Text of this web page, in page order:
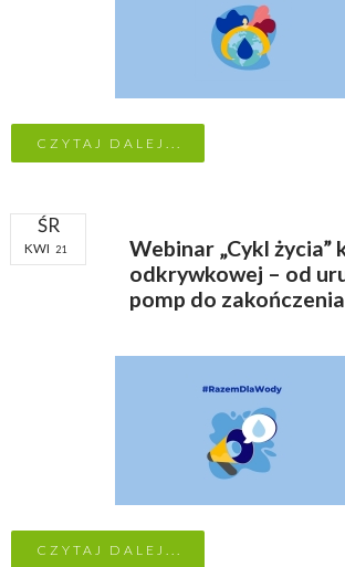
CZYTAJ DALEJ...
ŚR
KWI 21
Webinar „Cykl życia”
odkrywkowej – od
pomp do
CZYTAJ DALEJ...